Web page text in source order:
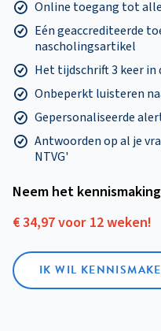
Online toegang tot
Eén geaccrediteerde
nascholingsartikel
Het tijdschrift 3 keer in
Onbeperkt luisteren
Gepersonaliseerde
Antwoorden op al je
NTVG'
Neem het
€ 34,97 voor 12 weken!
IK WIL